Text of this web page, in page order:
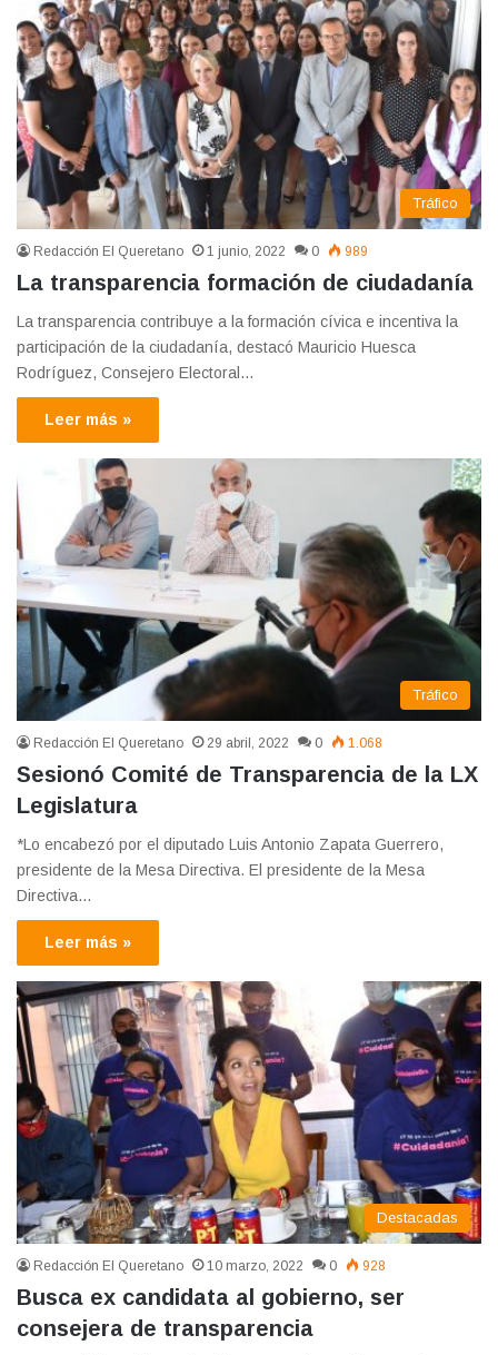
Tráfico
Redacción El Queretano 1 junio, 2022 0 989
La transparencia formación de ciudadanía
La transparencia contribuye a la formación cívica e incentiva la
participación de la ciudadanía, destacó Mauricio Huesca
Rodríguez, Consejero Electoral…
Leer más »
Tráfico
Redacción El Queretano 29 abril, 2022 0 1.068
Sesionó Comité de Transparencia de la LX
Legislatura
*Lo encabezó por el diputado Luis Antonio Zapata Guerrero,
presidente de la Mesa Directiva. El presidente de la Mesa
Directiva…
Leer más »
Destacadas
Redacción El Queretano 10 marzo, 2022 0 928
Busca ex candidata al gobierno, ser
consejera de transparencia